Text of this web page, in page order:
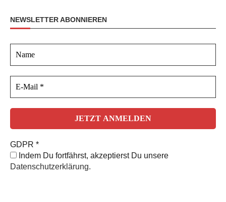
NEWSLETTER ABONNIEREN
GDPR *
Indem Du fortfährst, akzeptierst Du unsere
Datenschutzerklärung.